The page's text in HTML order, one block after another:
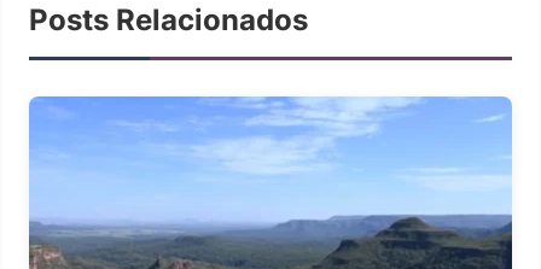
Posts Relacionados